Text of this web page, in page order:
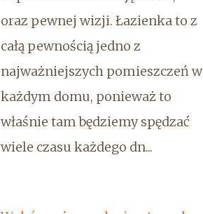
oraz pewnej wizji. Łazienka to z
całą pewnością jedno z
najważniejszych pomieszczeń w
każdym domu, ponieważ to
właśnie tam będziemy spędzać
wiele czasu każdego dn...